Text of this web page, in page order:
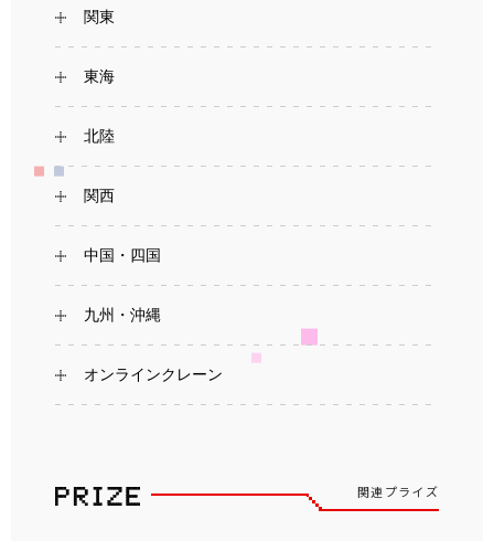
関東
東海
北陸
関西
中国・四国
九州・沖縄
オンラインクレーン
関連プライズ